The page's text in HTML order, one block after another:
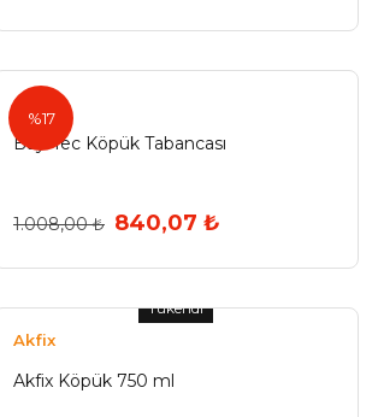
%17
Bay-Tec Köpük Tabancası
1.008,00 ₺ 840,07 ₺
Tükendi
Akfix
Akfix Köpük 750 ml